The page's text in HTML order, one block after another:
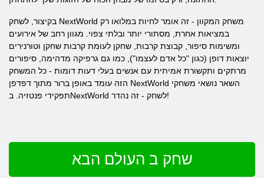
בקיצור, לשחק NextWorld משחק המקוון - זה אומר לחיות במלואו רק
במציאות אחרת, מסתורי יותר ובלתי צפוי. מגוון רחב של אירועים
ומשימות סיפור, קבוצת קרבות, שחקן לעומת קרבות שחקן וטורנירים
יוצאות דופן (כגון "כל אדם לעצמו"), כמו גם גרפיקה מדהימה, סיפורים
מרתקים ותקשורת אמיתית עם אנשים בעלי דעות דומות - כל המשחק
הזה עומד באופן ברור מתוך דפדפן NextWorld השאר נושאי משחקי
תפקידי פנטזיה. בNextWorld לשחק - זה נהדר!
שחק ב העולם הבא